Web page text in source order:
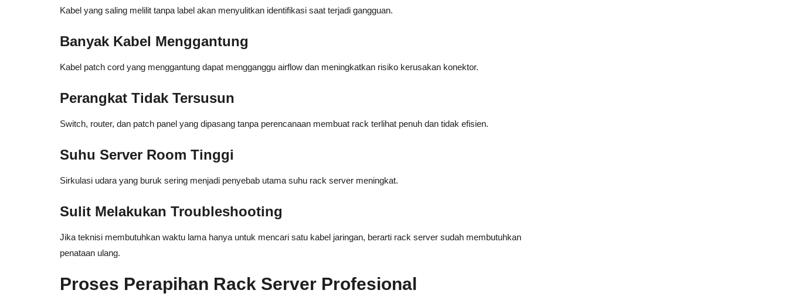
Kabel yang saling melilit tanpa label akan menyulitkan identifikasi saat terjadi gangguan.
Banyak Kabel Menggantung
Kabel patch cord yang menggantung dapat mengganggu airflow dan meningkatkan risiko kerusakan konektor.
Perangkat Tidak Tersusun
Switch, router, dan patch panel yang dipasang tanpa perencanaan membuat rack terlihat penuh dan tidak efisien.
Suhu Server Room Tinggi
Sirkulasi udara yang buruk sering menjadi penyebab utama suhu rack server meningkat.
Sulit Melakukan Troubleshooting
Jika teknisi membutuhkan waktu lama hanya untuk mencari satu kabel jaringan, berarti rack server sudah membutuhkan
penataan ulang.
Proses Perapihan Rack Server Profesional